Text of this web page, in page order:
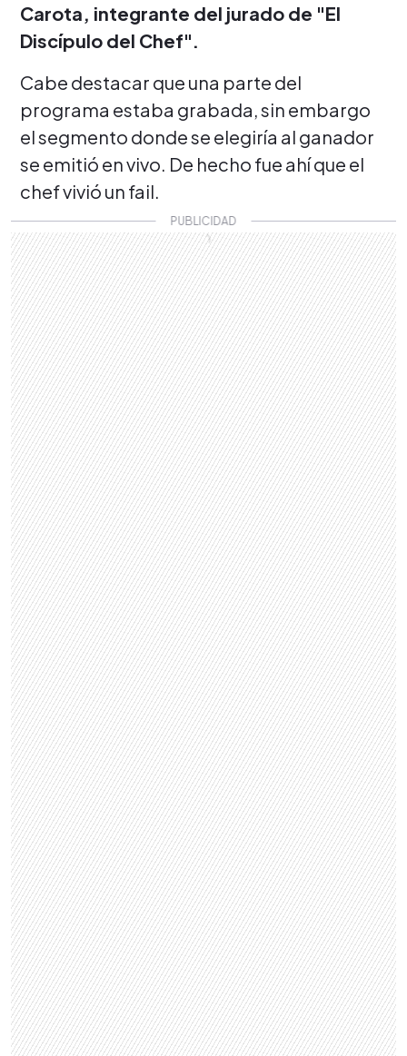
Carota, integrante del jurado de "El
Discípulo del Chef".
Cabe destacar que una parte del
programa estaba grabada, sin embargo
el segmento donde se elegiría al ganador
se emitió en vivo. De hecho fue ahí que el
chef vivió un fail.